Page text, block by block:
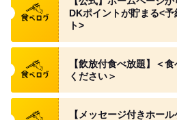
DKポイントが貯まる<
ト>
食べログ クーポン
【飲放付食べ放題】＜
ください＞
食べログ クーポン
【メッセージ付きホー